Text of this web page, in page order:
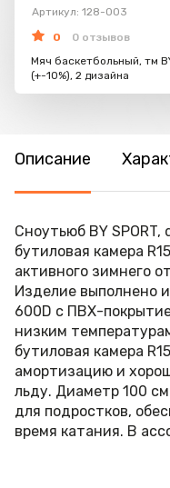
Артикул: 128-003
0
0 отзывов
Мяч баскетбольный, тм
(+-10%), 2 дизайна
Описание
Сноутьюб BY
бутиловая камера
активного зимнего
Изделие выполнено
600D с ПВХ-
низким
бутиловая камера
амортизацию и
льду. Диаметр 100
для подростков,
время катания. В